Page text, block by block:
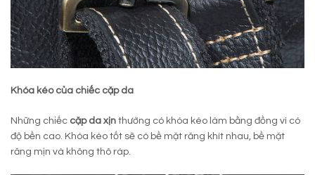
Khóa kéo của chiếc cặp da
Những chiếc cặp da xịn thường có khóa kéo làm bằng đồng vì có
độ bền cao. Khóa kéo tốt sẽ có bề mặt răng khít nhau, bề mặt
răng mịn và không thô ráp.